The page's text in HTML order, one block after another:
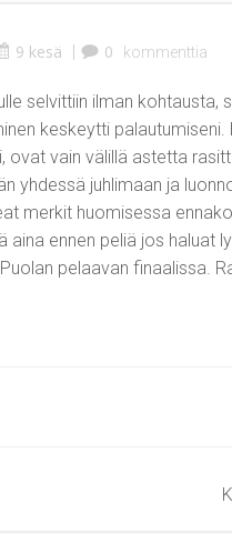
9 kesä | 0 kommenttia
selvittiin ilman
keskeytti
ovat vain välillä astetta
yhdessä juhlimaan ja
merkit huomisessa
aina ennen peliä jos haluat
pelaavan finaalissa.